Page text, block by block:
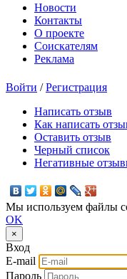
Новости
Контакты
О проекте
Соискателям
Реклама
Войти /Регистрация
Написать отзыв
Как написать
Оставить отзыв
Черный список
Негативные
Мы используем файлы
OK
×
Вход
E-mail
Пароль